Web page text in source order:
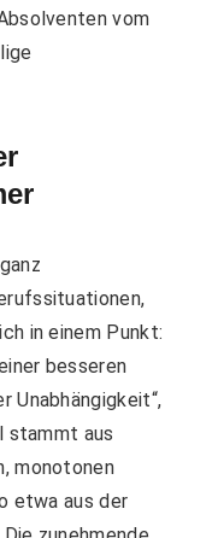
vom
in einem Punkt:
besseren
Unabhängigkeit“,
stammt aus
monotonen
etwa aus der